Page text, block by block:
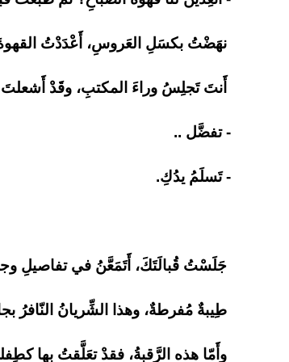
نهَضْتُ بكسَلِ العَروسِ، أَعْدَدْتُ
أَنتَ تَجلِسُ وراءَ المكتبِ، وقَدْ
- تفضَّل ..
- تَسلَمُ يدُكِ.
جَلَسْتُ قُبالَتَكَ، أَتَمَعَّنُ في تفاصيلِ
طِيبةٌ مُفرطةٌ، وهذا الشِّريانُ النّافرُ
وأَمّا هذه الرَّقبةُ، فقدْ تعَلَّقتُ بها